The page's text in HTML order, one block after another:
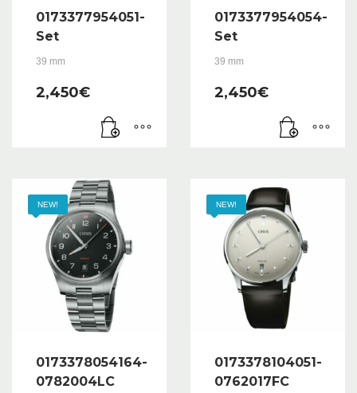
0173377954051-
Set
39 mm
2,450€
0173377954054-
Set
39 mm
2,450€
NEW!
0173378054164-
0782004LC
NEW!
0173378104051-
0762017FC